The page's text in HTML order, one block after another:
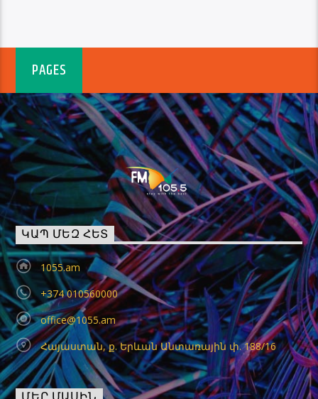
PAGES
ԿԱՊ ՄԵԶ ՀԵՏ
1055.am
+374 010560000
office@1055.am
Հայաստան, ք. Երևան Անտառային փ. 188/16